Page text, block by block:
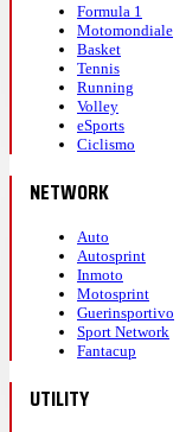
Formula 1
Motomondiale
Basket
Tennis
Running
Volley
eSports
Ciclismo
NETWORK
Auto
Autosprint
Inmoto
Motosprint
Guerinsportivo
Sport Network
Fantacup
UTILITY